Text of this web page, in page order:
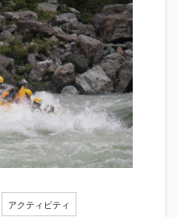
アクティビティ